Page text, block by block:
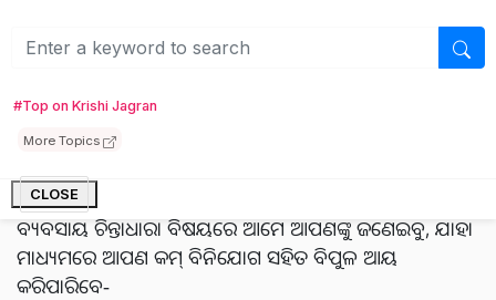
#Top on Krishi Jagran
More Topics
CLOSE
ବ୍ୟବସାୟ କରିବାକୁ ଚାହାଁନ୍ତି, ତେବେ ଏଥିପାଇଁ ଆପଣ କୃଷି କ୍ଷେତ୍ର
ବାଛିପାରିବେ, ଯାହାକୁ ଆପଣ ଉଭୟ ଗ୍ରାମ ଏବଂ ସହରରେ
ବ୍ୟବସାୟ ଅଛି, ଯାହାକୁ ତୁମେ ତୁମର ବଜେଟ୍ ଅନୁଯାୟୀ ଆରମ୍ଭ
କରିପାରିବ ଏବଂ ଭଲ ଆୟ ମଧ୍ୟ କରିବାରେ ସକ୍ଷମ ହେବ |
ଏପରି ପରିସ୍ଥିତିରେ, ଗ୍ରାମାଞ୍ଚଳରେ ପ୍ରାୟ 5 ଟି ବ୍ୟବସାୟିକ
ବ୍ୟବସାୟ ଚିନ୍ତାଧାରା ବିଷୟରେ ଆମେ ଆପଣଙ୍କୁ ଜଣେଇବୁ, ଯାହା
ମାଧ୍ୟମରେ ଆପଣ କମ୍ ବିନିଯୋଗ ସହିତ ବିପୁଳ ଆୟ
କରିପାରିବେ-